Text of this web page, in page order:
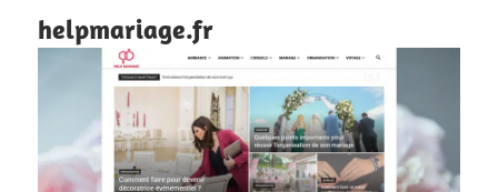
helpmariage.fr